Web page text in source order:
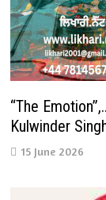
“The
Kulwinder
15 June 2026